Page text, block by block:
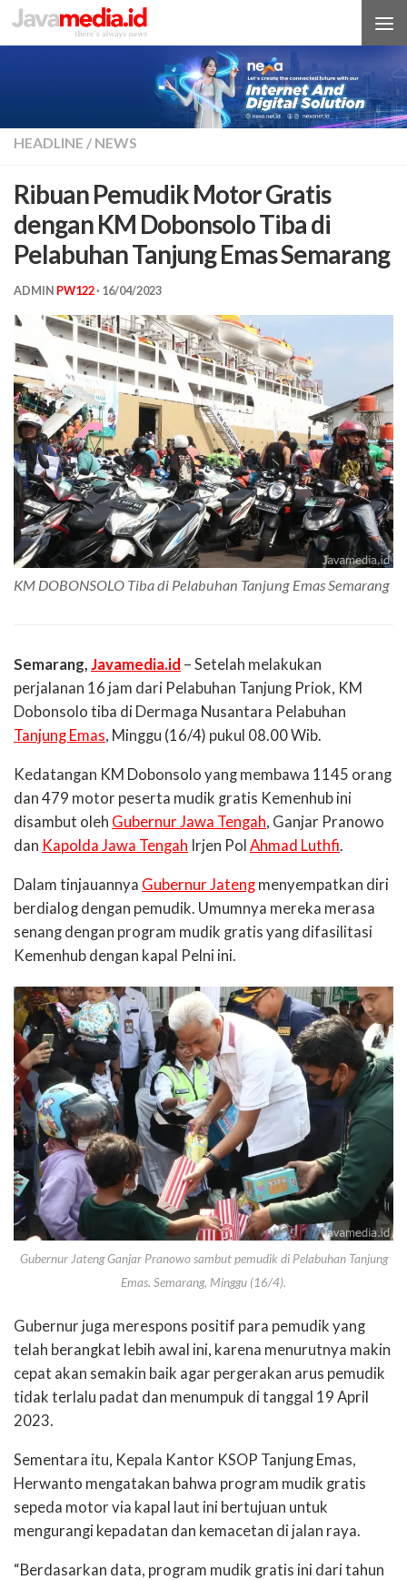
Skip to content
HEADLINE / NEWS
Ribuan Pemudik Motor Gratis
dengan KM Dobonsolo Tiba di
Pelabuhan Tanjung Emas Semarang
ADMIN PW122· 16/04/2023
KM DOBONSOLO Tiba di Pelabuhan Tanjung Emas Semarang
Semarang, Javamedia.id – Setelah melakukan
perjalanan 16 jam dari Pelabuhan Tanjung Priok, KM
Dobonsolo tiba di Dermaga Nusantara Pelabuhan
Tanjung Emas, Minggu (16/4) pukul 08.00 Wib.
Kedatangan KM Dobonsolo yang membawa 1145 orang
dan 479 motor peserta mudik gratis Kemenhub ini
disambut oleh Gubernur Jawa Tengah, Ganjar Pranowo
dan Kapolda Jawa Tengah Irjen Pol Ahmad Luthfi.
Dalam tinjauannya Gubernur Jateng menyempatkan diri
berdialog dengan pemudik. Umumnya mereka merasa
senang dengan program mudik gratis yang difasilitasi
Kemenhub dengan kapal Pelni ini.
Gubernur Jateng Ganjar Pranowo sambut pemudik di Pelabuhan Tanjung
Emas. Semarang, Minggu (16/4).
Gubernur juga merespons positif para pemudik yang
telah berangkat lebih awal ini, karena menurutnya makin
cepat akan semakin baik agar pergerakan arus pemudik
tidak terlalu padat dan menumpuk di tanggal 19 April
2023.
Sementara itu, Kepala Kantor KSOP Tanjung Emas,
Herwanto mengatakan bahwa program mudik gratis
sepeda motor via kapal laut ini bertujuan untuk
mengurangi kepadatan dan kemacetan di jalan raya.
“Berdasarkan data, program mudik gratis ini dari tahun